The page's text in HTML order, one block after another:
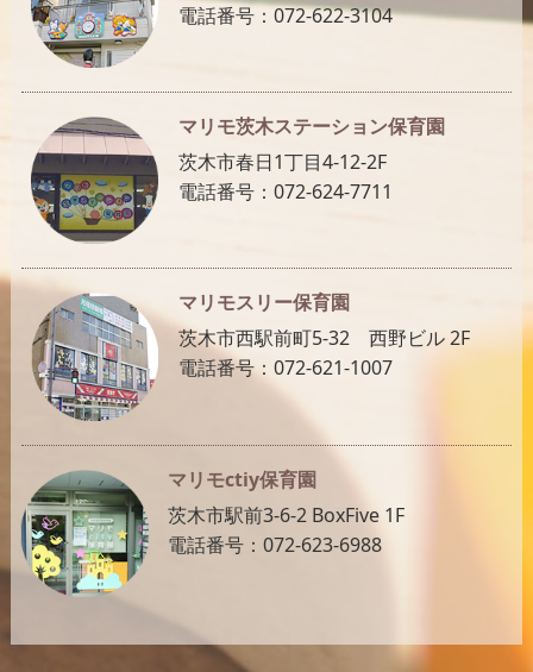
電話番号：072-622-3104
マリモ茨木ステーション保育園
茨木市春日1丁目4-12-2F
電話番号：072-624-7711
マリモスリー保育園
茨木市西駅前町5-32 西野ビル 2F
電話番号：072-621-1007
マリモctiy保育園
茨木市駅前3-6-2 BoxFive 1F
電話番号：072-623-6988